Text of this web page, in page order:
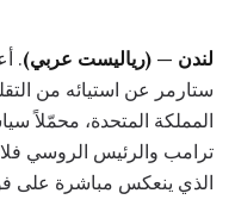
لندن — (رياليست عربي).
ستارمر عن استيائه من
المملكة المتحدة، محمّلاً
ترامب والرئيس الروسي
الذي ينعكس مباشرة على